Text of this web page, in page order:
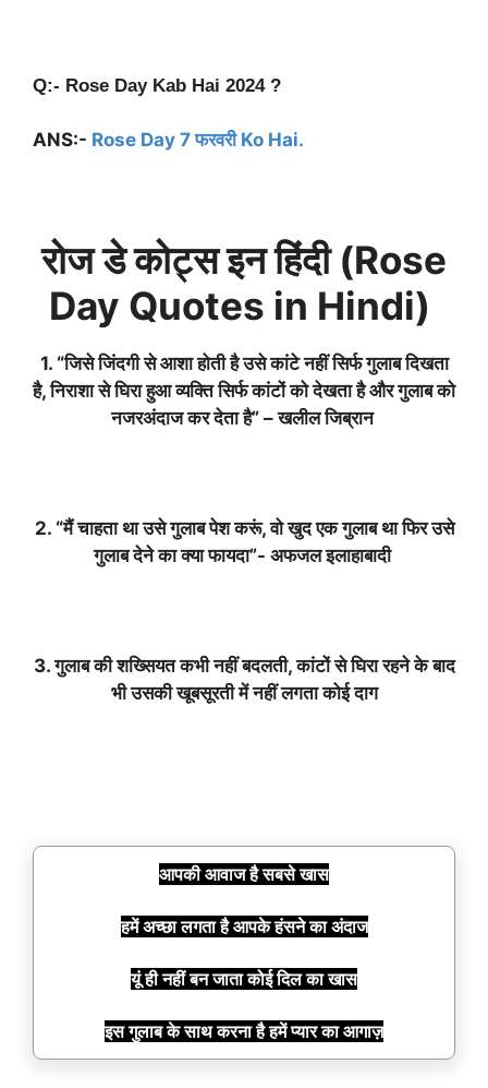
Q:- Rose Day Kab Hai 2024 ?
ANS:- Rose Day 7 फरवरी Ko Hai.
रोज डे कोट्स इन हिंदी (Rose
Day Quotes in Hindi)
1. “जिसे जिंदगी से आशा होती है उसे कांटे नहीं सिर्फ गुलाब दिखता
है, निराशा से घिरा हुआ व्यक्ति सिर्फ कांटों को देखता है और गुलाब को
नजरअंदाज कर देता है” – खलील जिब्रान
2. “मैं चाहता था उसे गुलाब पेश करूं, वो खुद एक गुलाब था फिर उसे
गुलाब देने का क्या फायदा”- अफजल इलाहाबादी
3. गुलाब की शख्सियत कभी नहीं बदलती, कांटों से घिरा रहने के बाद
भी उसकी खूबसूरती में नहीं लगता कोई दाग
आपकी आवाज है सबसे खास
हमें अच्छा लगता है आपके हंसने का अंदाज
यूं ही नहीं बन जाता कोई दिल का खास
इस गुलाब के साथ करना है हमें प्यार का आगाज़